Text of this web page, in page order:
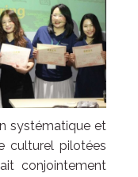
systématique et
culturel pilotées
conjointement